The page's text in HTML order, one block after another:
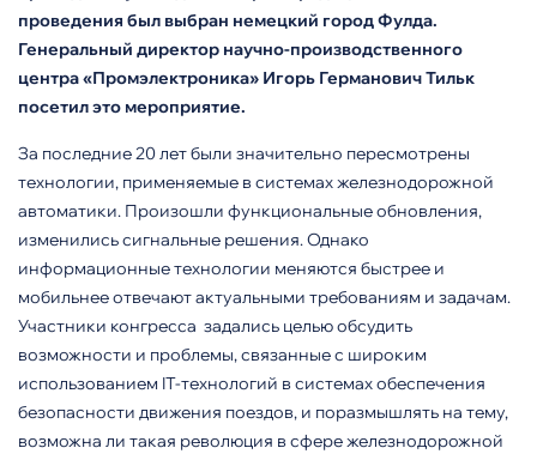
проведения был выбран немецкий город Фулда.
Генеральный директор научно-производственного
центра «Промэлектроника» Игорь Германович Тильк
посетил это мероприятие.
За последние 20 лет были значительно пересмотрены
технологии, применяемые в системах железнодорожной
автоматики. Произошли функциональные обновления,
изменились сигнальные решения. Однако
информационные технологии меняются быстрее и
мобильнее отвечают актуальными требованиям и задачам.
Участники конгресса задались целью обсудить
возможности и проблемы, связанные с широким
использованием IT-технологий в системах обеспечения
безопасности движения поездов, и поразмышлять на тему,
возможна ли такая революция в сфере железнодорожной